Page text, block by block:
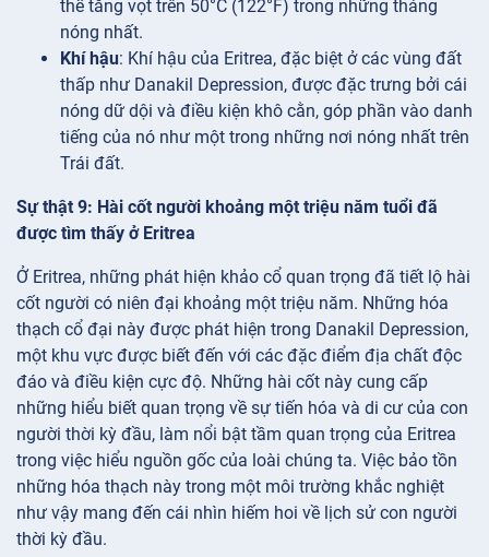
thể tăng vọt trên 50°C (122°F) trong những tháng
nóng nhất.
Khí hậu: Khí hậu của Eritrea, đặc biệt ở các vùng đất
thấp như Danakil Depression, được đặc trưng bởi cái
nóng dữ dội và điều kiện khô cằn, góp phần vào danh
tiếng của nó như một trong những nơi nóng nhất trên
Trái đất.
Sự thật 9: Hài cốt người khoảng một triệu năm tuổi đã
được tìm thấy ở Eritrea
Ở Eritrea, những phát hiện khảo cổ quan trọng đã tiết lộ hài
cốt người có niên đại khoảng một triệu năm. Những hóa
thạch cổ đại này được phát hiện trong Danakil Depression,
một khu vực được biết đến với các đặc điểm địa chất độc
đáo và điều kiện cực độ. Những hài cốt này cung cấp
những hiểu biết quan trọng về sự tiến hóa và di cư của con
người thời kỳ đầu, làm nổi bật tầm quan trọng của Eritrea
trong việc hiểu nguồn gốc của loài chúng ta. Việc bảo tồn
những hóa thạch này trong một môi trường khắc nghiệt
như vậy mang đến cái nhìn hiếm hoi về lịch sử con người
thời kỳ đầu.